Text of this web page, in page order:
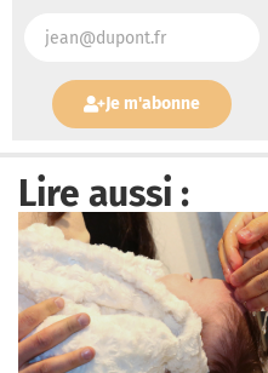
Je m'abonne
Lire aussi :